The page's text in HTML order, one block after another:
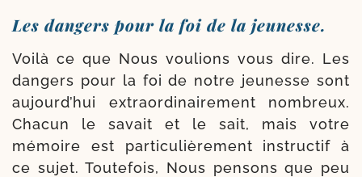
Les dangers pour la foi de la jeunesse.
Voilà ce que Nous vou­lions vous dire. Les
dan­gers pour la foi de notre jeu­nesse sont
aujourd’­hui extra­or­di­nai­re­ment nom­breux.
Chacun le savait et le sait, mais votre
mémoire est par­ticulièrement ins­truc­tif à
ce sujet. Toutefois, Nous pen­sons que peu